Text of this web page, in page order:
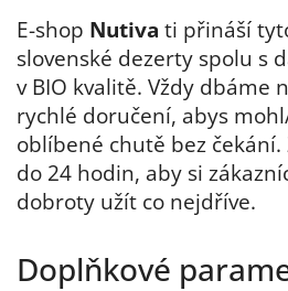
E-shop Nutiva ti přináší
slovenské dezerty spolu s
v BIO kvalitě. Vždy dbáme
rychlé doručení, abys
oblíbené chutě bez čekání.
do 24 hodin, aby si
dobroty užít co nejdříve.
Doplňkové